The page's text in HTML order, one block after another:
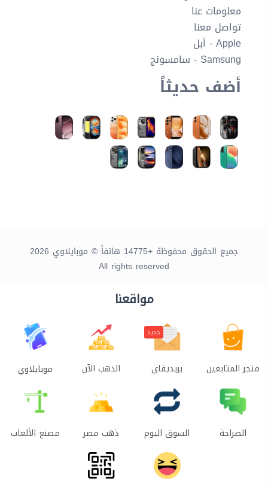
معلومات عنا
تواصل معنا
Apple - أبل
Samsung - سامسونج
أضف حديثاً
جميع الحقوق محفوظة +14775 هاتفاً © موبايلاوي 2026
All rights reserved